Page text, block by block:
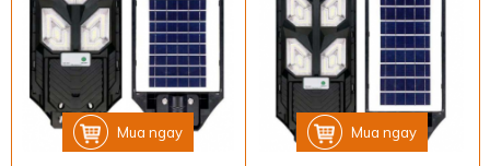
Mua ngay Mua ngay